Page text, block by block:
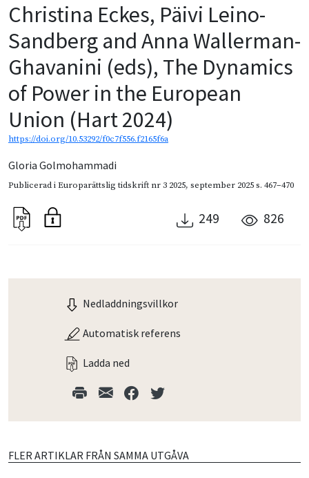
Christina Eckes, Päivi Leino-
Sandberg and Anna Wallerman-
Ghavanini (eds), The Dynamics
of Power in the European
Union (Hart 2024)
https://doi.org/10.53292/f0c7f556.f2165f6a
Gloria Golmohammadi
Publicerad iEuroparättslig tidskrift nr 3 2025, september 2025s. 467–470
249 826
Nedladdningsvillkor
Automatisk referens
Ladda ned
FLER ARTIKLAR FRÅN SAMMA UTGÅVA